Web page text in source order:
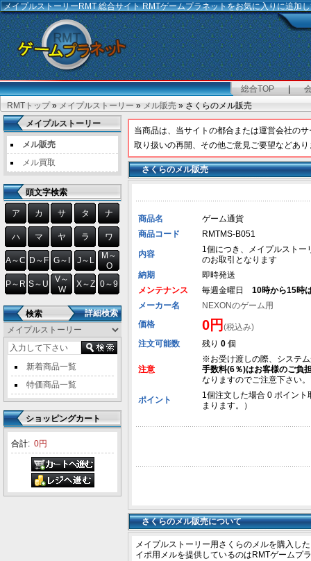
メイプルストーリーRMT総合サイト RMTゲームプラネットをお気に入りに追加
総合TOP |
RMTトップ » メイプルストーリー » メル販売 » さくらのメル販売
メイプルストーリー
メル販売
メル買取
頭文字検索
ア カ サ タ ナ
ハ マ ヤ ラ ワ
A～C D～F G～I J～L
M～
O
P～R S～U
V～
W
X～Z 0～9
検索 詳細検索
新着商品一覧
特価商品一覧
ショッピングカート
合計: 0円
当商品は、当サイトの都合または運営会社の
取り扱いの再開、その他ご意見ご要望などあ
さくらのメル販売
商品名
ゲーム通貨
商品コード
RMTMS-B051
内容
1個につき、メイプルスト
のお取引となります
納期
即時発送
メンテナンス
毎週金曜日 10時から15時
メーカー名
NEXONのゲーム用
価格
0円 (税込み)
注文可能数
残り 0 個
注意
※お受け渡しの際、システ
手数料(6％)はお客様のご負
なりますのでご注意下さい。
ポイント
1個注文した場合 0 ポイン
まります。）
さくらのメル販売について
メイプルストーリー用さくらのメルを購入し
イポ用メルを提供しているのはRMTゲームプ